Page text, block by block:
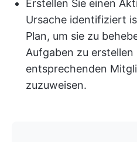
Erstellen Sie einen
Ursache identifiziert
Plan, um sie zu
Aufgaben zu erstellen
entsprechenden
zuzuweisen.